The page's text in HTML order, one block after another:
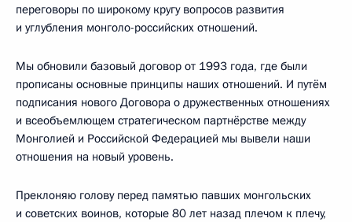
переговоры по широкому кругу вопросов развития
и углубления монголо-российских отношений.
Мы обновили базовый договор от 1993 года, где были
прописаны основные принципы наших отношений. И путём
подписания нового Договора о дружественных отношениях
и всеобъемлющем стратегическом партнёрстве между
Монголией и Российской Федерацией мы вывели наши
отношения на новый уровень.
Преклоняю голову перед памятью павших монгольских
и советских воинов, которые 80 лет назад плечом к плечу,